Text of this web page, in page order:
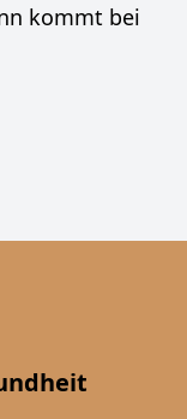
kommt bei